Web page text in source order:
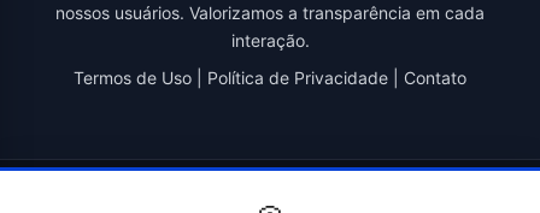
nossos usuários. Valorizamos a transparência em cada
interação.
Termos de Uso
Política de Privacidade Contato